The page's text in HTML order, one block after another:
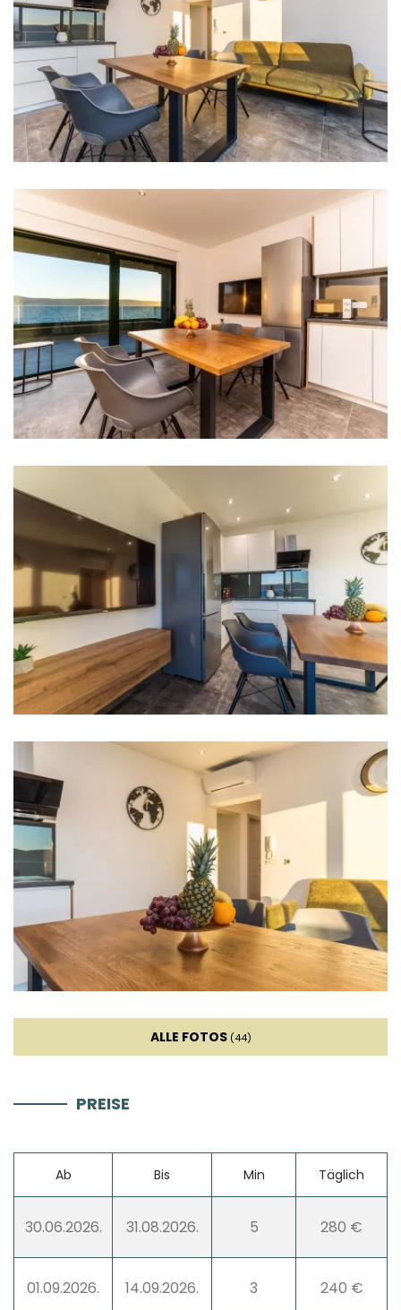
Badezimmer
Badezimmer 1: Waschbecken, Toilette, Dusche
Waschmaschine
Haartrockner
Bügeleisen
Handtücher
Küche
Kühlschrank
Mikrowelle
Wasserkocher
Geschirrspüler
Eismaschine
Kaffeemaschine
Geschirr
Weinkühlschrank
Herdplatte
Wohnzimmer
Sofa
TV
ALLE FOTOS (44)
PREISE
Ab Bis Min Täglich
30.06.2026. 31.08.2026. 5 280 €
01.09.2026. 14.09.2026. 3 240 €